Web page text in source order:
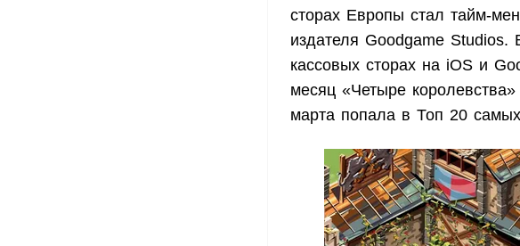
сторах Европы стал тайм-
издателя Goodgame Studios.
кассовых сторах на iOS и
месяц «Четыре
марта попала в Топ 20